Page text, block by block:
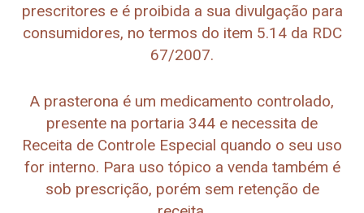
prescritores e é proibida a sua divulgação para
consumidores, no termos do item 5.14 da RDC
67/2007.
A prasterona é um medicamento controlado,
presente na portaria 344 e necessita de
Receita de Controle Especial quando o seu uso
for interno. Para uso tópico a venda também é
sob prescrição, porém sem retenção de